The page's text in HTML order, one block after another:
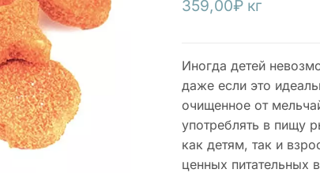
359,00₽ кг
Иногда детей
даже если это
очищенное от
употреблять в пищу
как детям, так и
ценных питательных